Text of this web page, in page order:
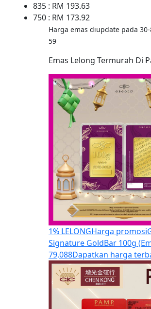
835 : RM 193.63
750 : RM 173.92
Harga emas diupdate pada
59
Emas Lelong Termurah Di
1% LELONGHarga promosi
Signature GoldBar 100g
79,088Dapatkan harga